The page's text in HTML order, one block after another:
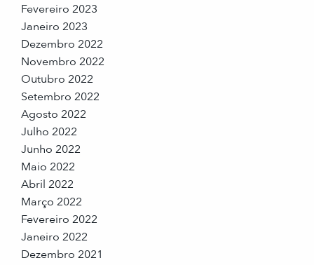
Fevereiro 2023
Janeiro 2023
Dezembro 2022
Novembro 2022
Outubro 2022
Setembro 2022
Agosto 2022
Julho 2022
Junho 2022
Maio 2022
Abril 2022
Março 2022
Fevereiro 2022
Janeiro 2022
Dezembro 2021